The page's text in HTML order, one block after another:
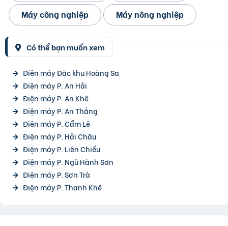
Máy công nghiệp
Máy nông nghiệp
Có thể bạn muốn xem
Điện máy Đặc khu Hoàng Sa
Điện máy P. An Hải
Điện máy P. An Khê
Điện máy P. An Thắng
Điện máy P. Cẩm Lệ
Điện máy P. Hải Châu
Điện máy P. Liên Chiểu
Điện máy P. Ngũ Hành Sơn
Điện máy P. Sơn Trà
Điện máy P. Thanh Khê